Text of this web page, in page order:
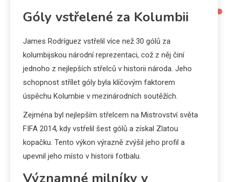
Góly vstřelené za Kolumbii
James Rodríguez vstřelil více než 30 gólů za
kolumbijskou národní reprezentaci, což z něj činí
jednoho z nejlepších střelců v historii národa. Jeho
schopnost střílet góly byla klíčovým faktorem
úspěchu Kolumbie v mezinárodních soutěžích.
Zejména byl nejlepším střelcem na Mistrovství světa
FIFA 2014, kdy vstřelil šest gólů a získal Zlatou
kopačku. Tento výkon výrazně zvýšil jeho profil a
upevnil jeho místo v historii fotbalu.
Významné milníky v